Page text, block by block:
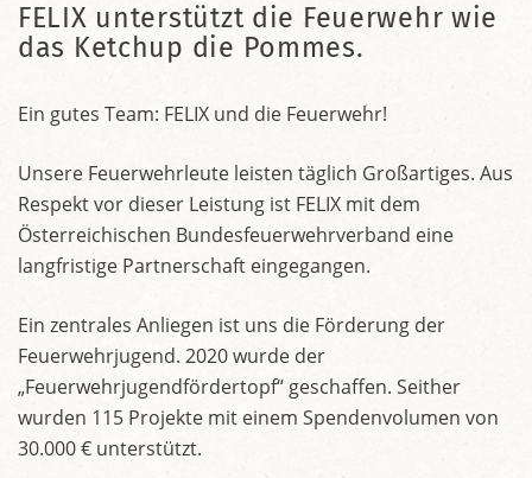
FELIX unterstützt die Feuerwehr wie
das Ketchup die Pommes.
Ein gutes Team: FELIX und die Feuerwehr!
Unsere Feuerwehrleute leisten täglich Großartiges. Aus
Respekt vor dieser Leistung ist FELIX mit dem
Österreichischen Bundesfeuerwehrverband eine
langfristige Partnerschaft eingegangen.
Ein zentrales Anliegen ist uns die Förderung der
Feuerwehrjugend. 2020 wurde der
„Feuerwehrjugendfördertopf“ geschaffen. Seither
wurden 115 Projekte mit einem Spendenvolumen von
30.000 € unterstützt.